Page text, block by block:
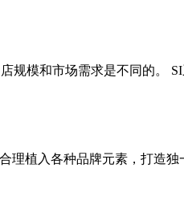
模和市场需求是不同的。 SI
植入各种品牌元素，打造独